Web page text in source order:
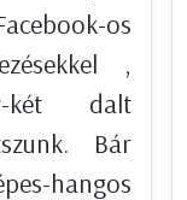
os
,
két dalt
Bár
hangos